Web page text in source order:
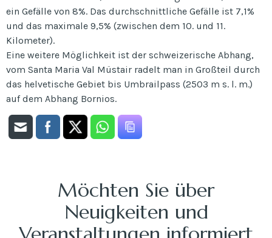
ein Gefälle von 8%. Das durchschnittliche Gefälle ist 7,1%
und das maximale 9,5% (zwischen dem 10. und 11.
Kilometer).
Eine weitere Möglichkeit ist der schweizerische Abhang,
vom Santa Maria Val Müstair radelt man in Großteil durch
das helvetische Gebiet bis Umbrailpass (2503 m s. l. m.)
auf dem Abhang Bornios.
Möchten Sie über
Neuigkeiten und